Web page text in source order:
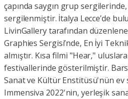
çapında saygın grup
sergilenmiştir. İtalya Lecce’de
LivinGallery tarafından
Graphies Sergisi’nde, En İyi
almıştır. Kısa filmi "Hear,"
festivallerinde gösterilmiştir.
Sanat ve Kültür Enstitüsü'nün ev
Immensiva 2022'nin, yerleşik